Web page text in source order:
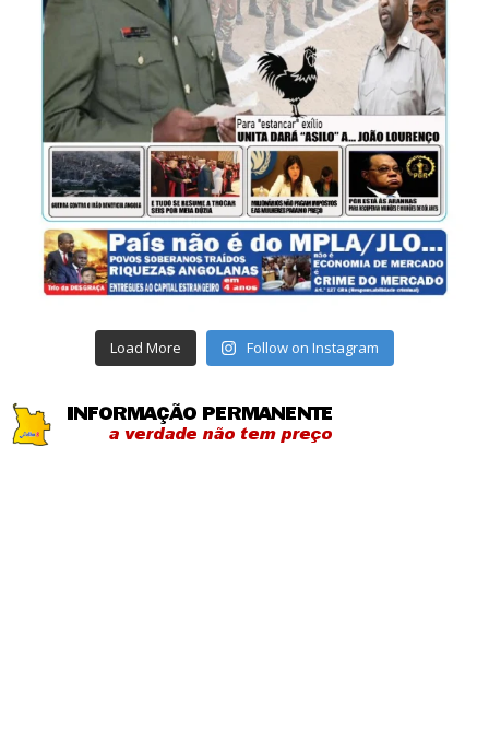
Load More Follow on Instagram